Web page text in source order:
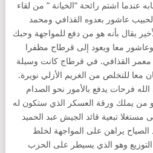
عندما اشتم رائحة “الخيانة ” من لقاء
عاشور بعدوه القذافي ومحمد
يقال بأنه هو من دفع للمواجهة وحبك
معا ويعود إلى قرطاج مظفرا
معمر القذافي. في قرطاج كانت وسيلة
معا للتخلص من الغريم الأزلي نويرة.
فرحات يدفع بالأمور نحو الصدام
من يملك ورقة العسكر الذي ستكون له
تبعية قائد الجيش عبد الحميد
يراهن على المواجهة لخلط
وهو الذي يسيطر على الحزب